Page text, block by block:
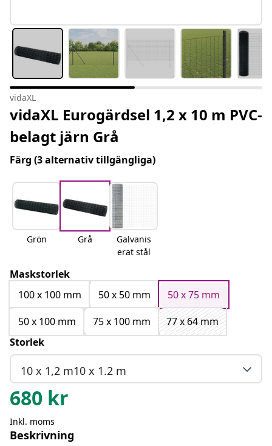
vidaXL
vidaXL Eurogärdsel 1,2 x 10 m PVC-
belagt järn Grå
Färg (3 alternativ tillgängliga)
Grön Grå
Galvanis
erat stål
Maskstorlek
100 x 100 mm
50 x 50 mm
50 x 75 mm
50 x 100 mm
75 x 100 mm
77 x 64 mm
Storlek
10 x 1,2 m10 x 1.2 m
680 kr
Inkl. moms
Beskrivning